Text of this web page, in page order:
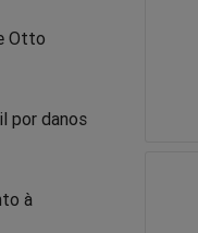
Otto
por danos
à